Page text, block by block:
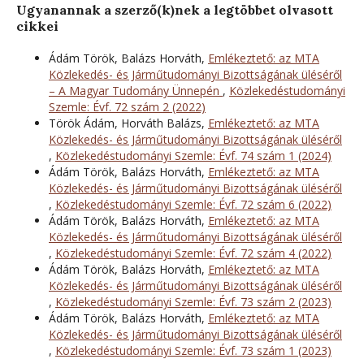
Ugyanannak a szerző(k)nek a legtöbbet olvasott
cikkei
Ádám Török, Balázs Horváth, Emlékeztető: az MTA
Közlekedés- és Járműtudományi Bizottságának üléséről
– A Magyar Tudomány Ünnepén , Közlekedéstudományi
Szemle: Évf. 72 szám 2 (2022)
Török Ádám, Horváth Balázs, Emlékeztető: az MTA
Közlekedés- és Járműtudományi Bizottságának üléséről
, Közlekedéstudományi Szemle: Évf. 74 szám 1 (2024)
Ádám Török, Balázs Horváth, Emlékeztető: az MTA
Közlekedés- és Járműtudományi Bizottságának üléséről
, Közlekedéstudományi Szemle: Évf. 72 szám 6 (2022)
Ádám Török, Balázs Horváth, Emlékeztető: az MTA
Közlekedés- és Járműtudományi Bizottságának üléséről
, Közlekedéstudományi Szemle: Évf. 72 szám 4 (2022)
Ádám Török, Balázs Horváth, Emlékeztető: az MTA
Közlekedés- és Járműtudományi Bizottságának üléséről
, Közlekedéstudományi Szemle: Évf. 73 szám 2 (2023)
Ádám Török, Balázs Horváth, Emlékeztető: az MTA
Közlekedés- és Járműtudományi Bizottságának üléséről
, Közlekedéstudományi Szemle: Évf. 73 szám 1 (2023)